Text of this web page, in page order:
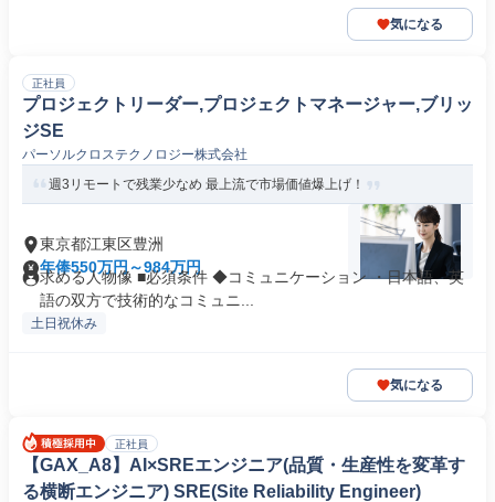
気になる
正社員
プロジェクトリーダー,プロジェクトマネージャー,ブリッ
ジSE
パーソルクロステクノロジー株式会社
週3リモートで残業少なめ 最上流で市場価値爆上げ！
東京都江東区豊洲
年俸550万円～984万円
求める人物像 ■必須条件 ◆コミュニケーション ・日本語、英
語の双方で技術的なコミュニ...
土日祝休み
気になる
正社員
【GAX_A8】AI×SREエンジニア(品質・生産性を変革す
る横断エンジニア) SRE(Site Reliability Engineer)